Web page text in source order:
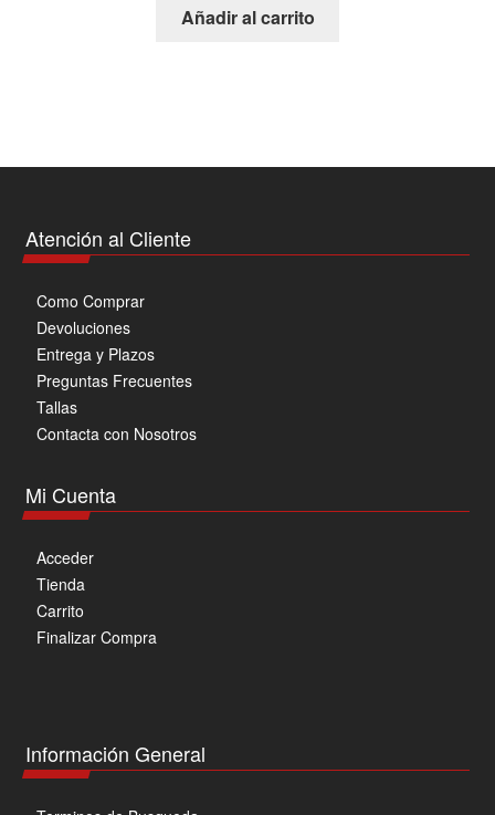
Añadir al carrito
Atención al Cliente
Como Comprar
Devoluciones
Entrega y Plazos
Preguntas Frecuentes
Tallas
Contacta con Nosotros
Mi Cuenta
Acceder
Tienda
Carrito
Finalizar Compra
Información General